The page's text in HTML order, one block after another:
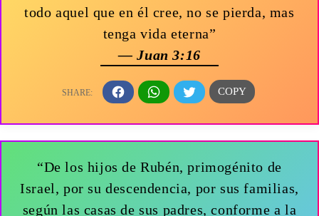
todo aquel que en él cree, no se pierda, mas
tenga vida eterna”
— Juan 3:16
“De los hijos de Rubén, primogénito de
Israel, por su descendencia, por sus familias,
según las casas de sus padres, conforme a la